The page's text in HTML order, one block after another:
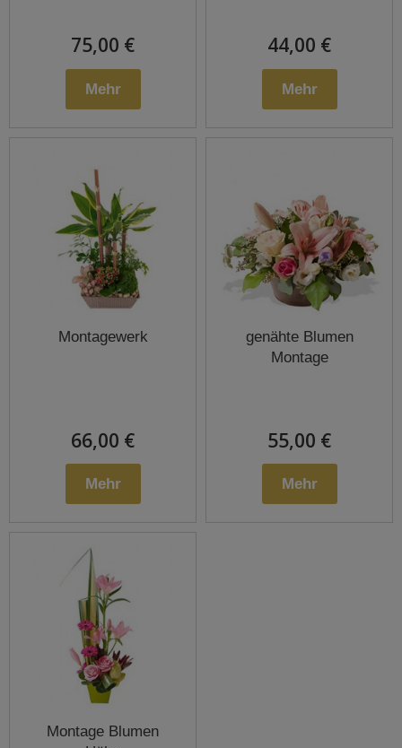
75,00 €
Mehr
44,00 €
Mehr
Montagewerk
66,00 €
Mehr
genähte Blumen
Montage
55,00 €
Mehr
Montage Blumen